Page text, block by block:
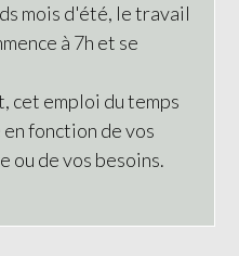
mois d'été, le travail
à 7h et se
cet emploi du temps
fonction de vos
ou de vos besoins.